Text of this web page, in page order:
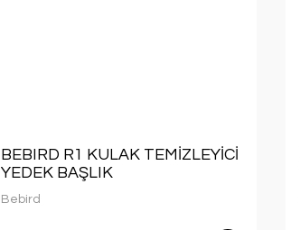
BEBIRD R1 KULAK TEMİZLEYİCİ
YEDEK BAŞLIK
Bebird